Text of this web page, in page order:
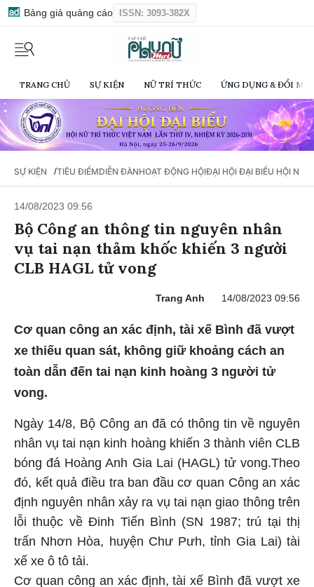
Bảng giá quảng cáo ISSN: 3093-382X
TRANG CHỦ SỰ KIỆN NỮ TRÍ THỨC ỨNG DỤNG & ĐỔI
SỰ KIỆN /TIÊU ĐIỂMDIỄN ĐÀNHOẠT ĐỘNG HỘIĐẠI HỘI ĐẠI BIỂU HỘI NỮ
14/08/2023 09:56
Bộ Công an thông tin nguyên nhân
vụ tai nạn thảm khốc khiến 3 người
CLB HAGL tử vong
Trang Anh 14/08/2023 09:56
Cơ quan công an xác định, tài xế Bình đã vượt
xe thiếu quan sát, không giữ khoảng cách an
toàn dẫn đến tai nạn kinh hoàng 3 người tử
vong.
Ngày 14/8, Bộ Công an đã có thông tin về nguyên
nhân vụ tai nạn kinh hoàng khiến 3 thành viên CLB
bóng đá Hoàng Anh Gia Lai (HAGL) tử vong.Theo
đó, kết quả điều tra ban đầu cơ quan Công an xác
định nguyên nhân xảy ra vụ tai nạn giao thông trên
lỗi thuộc về Đinh Tiến Bình (SN 1987; trú tại thị
trấn Nhơn Hòa, huyện Chư Pưh, tỉnh Gia Lai) tài
xế xe ô tô tải.
Cơ quan công an xác định, tài xế Bình đã vượt xe